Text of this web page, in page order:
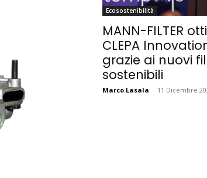
Ecosostenibilità
MANN-FILTER
CLEPA
grazie ai nuovi
sostenibili
Marco Lasala - 11 Dicembre